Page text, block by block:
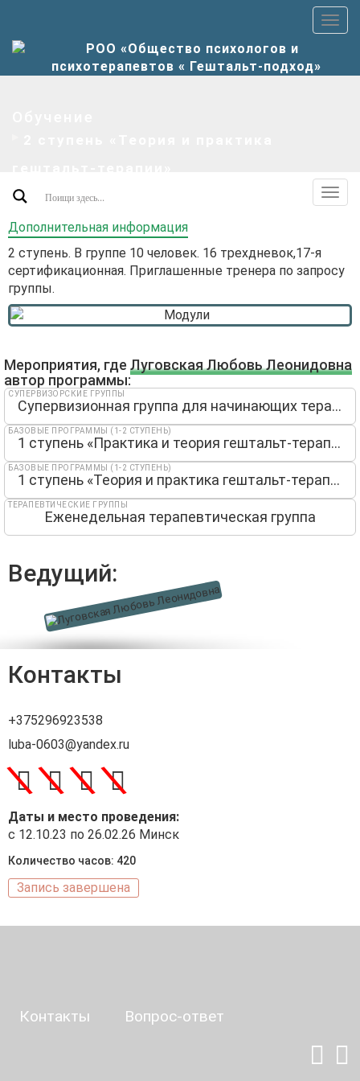
Дополнительная информация
2 ступень. В группе 10 человек. 16 трехдневок,17-я
сертификационная. Приглашенные тренера по запросу
группы.
Мероприятия, где Луговская Любовь Леонидовна
автор программы:
Супервизионная группа для начинающих терапевтов.
СУПЕРВИЗОРСКИЕ ГРУППЫ
1 ступень «Практика и теория гештальт-терапии»
БАЗОВЫЕ ПРОГРАММЫ (1-2 СТУПЕНЬ)
1 ступень «Теория и практика гештальт-терапии»
БАЗОВЫЕ ПРОГРАММЫ (1-2 СТУПЕНЬ)
Еженедельная терапевтическая группа
ТЕРАПЕВТИЧЕСКИЕ ГРУППЫ
Ведущий:
Контакты
+375296923538
luba-0603@yandex.ru
\\\\
Даты и место проведения:
с 12.10.23 по 26.02.26 Минск
Количество часов: 420
Запись завершена
Контакты Вопрос-ответ